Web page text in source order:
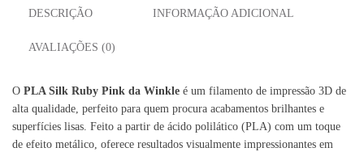
DESCRIÇÃO INFORMAÇÃO ADICIONAL
AVALIAÇÕES (0)
O PLA Silk Ruby Pink da Winkle é um filamento de impressão 3D de
alta qualidade, perfeito para quem procura acabamentos brilhantes e
superfícies lisas. Feito a partir de ácido polilático (PLA) com um toque
de efeito metálico, oferece resultados visualmente impressionantes em